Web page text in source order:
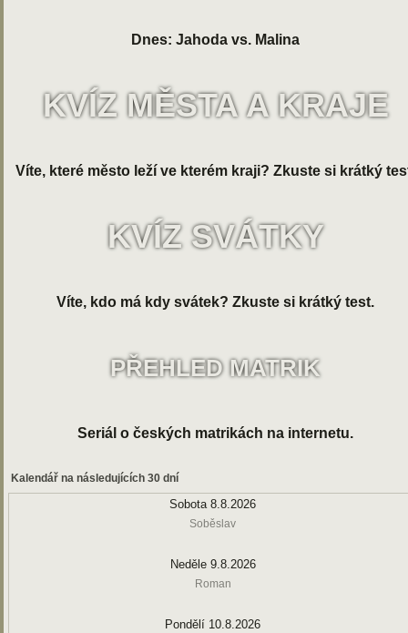
Dnes: Jahoda vs. Malina
KVÍZ MĚSTA A KRAJE
Víte, které město leží ve kterém kraji? Zkuste si krátký
KVÍZ SVÁTKY
Víte, kdo má kdy svátek? Zkuste si krátký test.
PŘEHLED MATRIK
Seriál o českých matrikách na internetu.
Kalendář na následujících 30 dní
Sobota 8.8.2026
Soběslav
Neděle 9.8.2026
Roman
Pondělí 10.8.2026